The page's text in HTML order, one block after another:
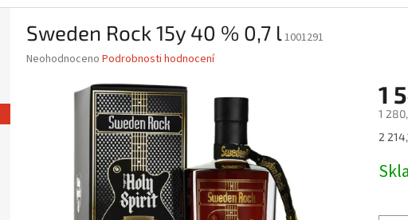
Sweden Rock 15y 40 % 0,7 l1001291
Průměrné
Neohodnoceno Podrobnosti hodnocení
1
1
2